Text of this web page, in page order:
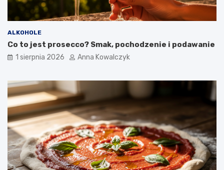
ALKOHOLE
Co to jest prosecco? Smak, pochodzenie i podawanie
1 sierpnia 2026 Anna Kowalczyk